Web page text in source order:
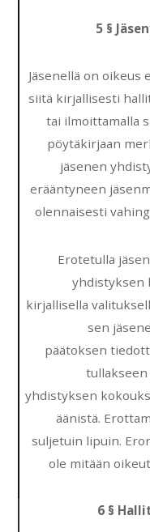
5 §
Jäsenellä on
siitä kirjallisesti
tai ilmoittamalla
pöytäkirjaan
jäsenen
erääntyneen
olennaisesti
Erotetulla
yhdistyksen
kirjallisella
sen
päätoksen
tullakseen
yhdistyksen
äänistä.
suljetuin lipuin.
ole mitään
6 §